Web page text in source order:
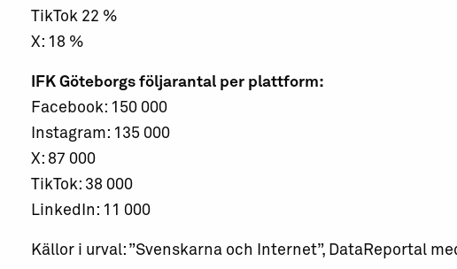
TikTok 22 %
X: 18 %
IFK Göteborgs följarantal per plattform:
Facebook: 150 000
Instagram: 135 000
X: 87 000
TikTok: 38 000
LinkedIn: 11 000
Källor i urval: ”Svenskarna och Internet”, DataReportal